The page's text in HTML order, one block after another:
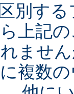
別す
上記
ませ
複数